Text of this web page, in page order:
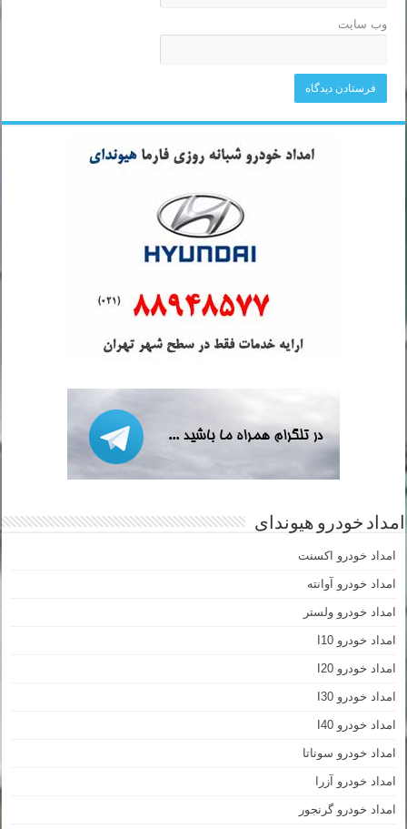
وب‌ سایت
امداد خودرو هیوندای
امداد خودرو اکسنت
امداد خودرو آوانته
امداد خودرو ولستر
امداد خودرو I10
امداد خودرو I20
امداد خودرو I30
امداد خودرو I40
امداد خودرو سوناتا
امداد خودرو آزرا
امداد خودرو گرنجور